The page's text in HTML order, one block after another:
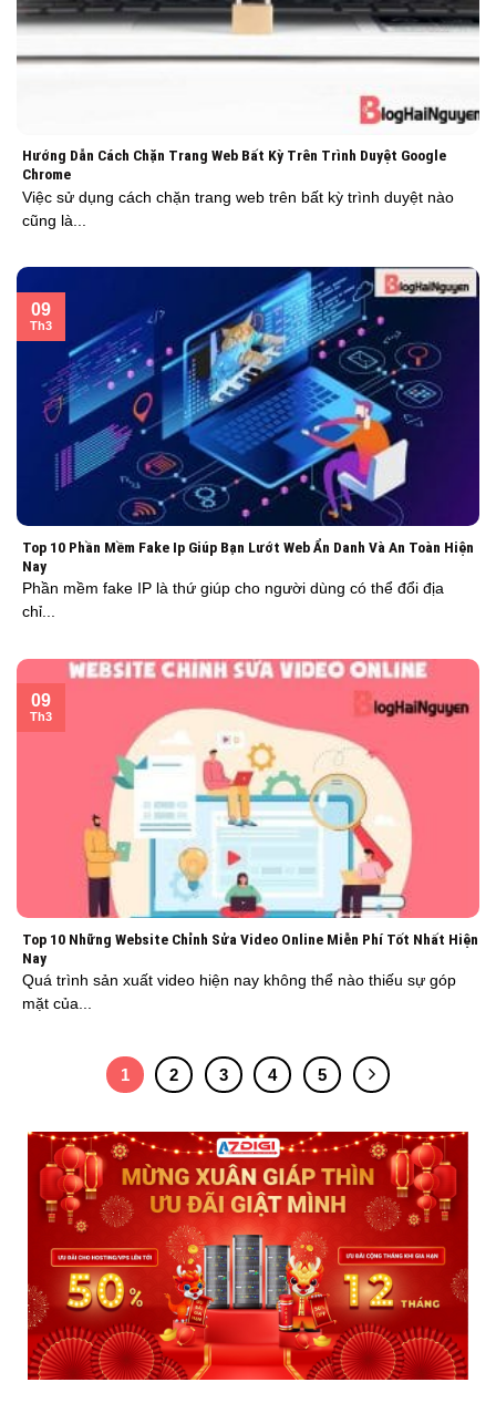
Hướng Dẫn Cách Chặn Trang Web Bất Kỳ Trên Trình Duyệt Google
Chrome
Việc sử dụng cách chặn trang web trên bất kỳ trình duyệt nào
cũng là...
Top 10 Phần Mềm Fake Ip Giúp Bạn Lướt Web Ẩn Danh Và An Toàn Hiện
Nay
Phần mềm fake IP là thứ giúp cho người dùng có thể đổi địa
chỉ...
09
Th3
Top 10 Những Website Chỉnh Sửa Video Online Miễn Phí Tốt Nhất Hiện
Nay
Quá trình sản xuất video hiện nay không thể nào thiếu sự góp
mặt của...
09
Th3
1 2 3 4 5